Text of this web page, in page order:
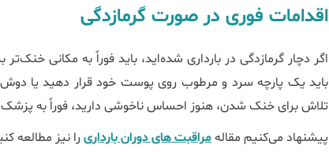
اقدامات فوری در صورت گرمازدگی
اگر دچار گرمازدگی در بارداری شده‌اید، باید فوراً به مکانی
باید یک پارچه سرد و مرطوب روی پوست خود قرار دهید یا
تلاش برای خنک شدن، هنوز احساس ناخوشی دارید، فوراً به پزشک
پیشنهاد می‌کنیم مقالهمراقبت های دوران بارداریرا نیز مطالعه